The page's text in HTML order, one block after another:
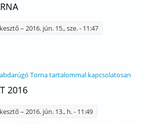
– 2016. jún. 15., sze. - 11:47
Torna tartalommal kapcsolatosan
2016
– 2016. jún. 13., h. - 11:49